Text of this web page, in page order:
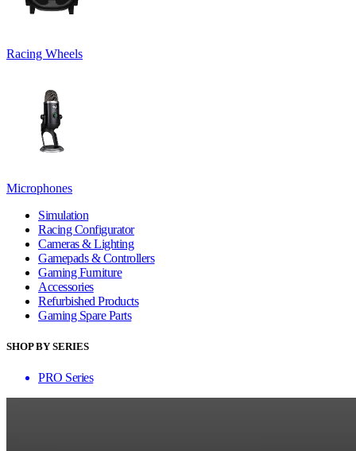
Racing Wheels
Microphones
Simulation
Racing Configurator
Cameras & Lighting
Gamepads & Controllers
Gaming Furniture
Accessories
Refurbished Products
Gaming Spare Parts
SHOP BY SERIES
PRO Series